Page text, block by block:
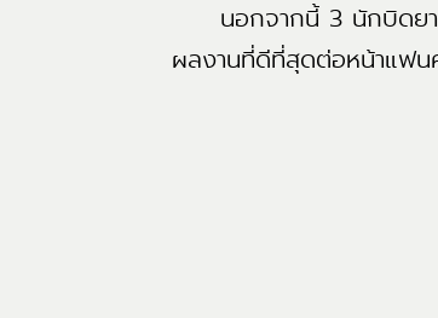
นอกจากนี้ 3 นักบิดยามา
ผลงานที่ดีที่สุดต่อหน้าแฟน